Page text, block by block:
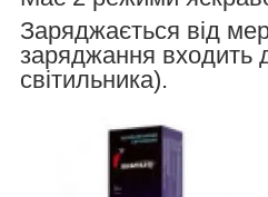
Заряджається від
заряджання входить
світильника).